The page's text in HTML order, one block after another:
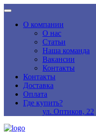
О компании
О нас
Статьи
Наша команда
Вакансии
Контакты
Контакты
Доставка
Оплата
Где купить?
ул. Оптиков, 22